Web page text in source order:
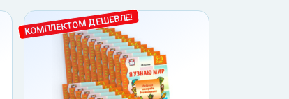
КОМПЛЕКТОМ ДЕШЕВЛЕ!